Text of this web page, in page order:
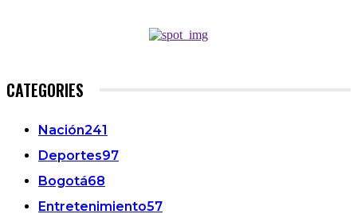
CATEGORIES
Nación241
Deportes97
Bogotá68
Entretenimiento57